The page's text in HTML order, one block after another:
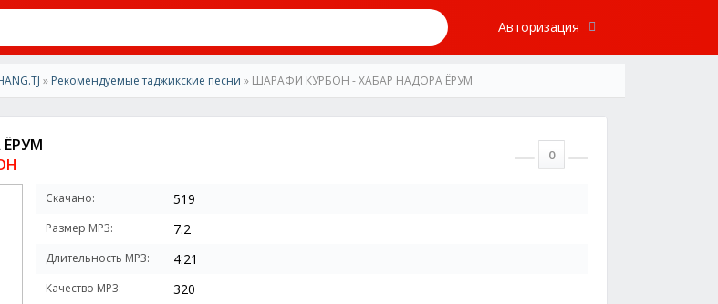
Авторизация
» Рекомендуемые таджикские песни » ШАРАФИ КУРБОН - ХАБАР НАДОРА ЁРУМ
0
Скачано: 519
Размер MP3: 7.2
Длительность MP3: 4:21
Качество MP3: 320